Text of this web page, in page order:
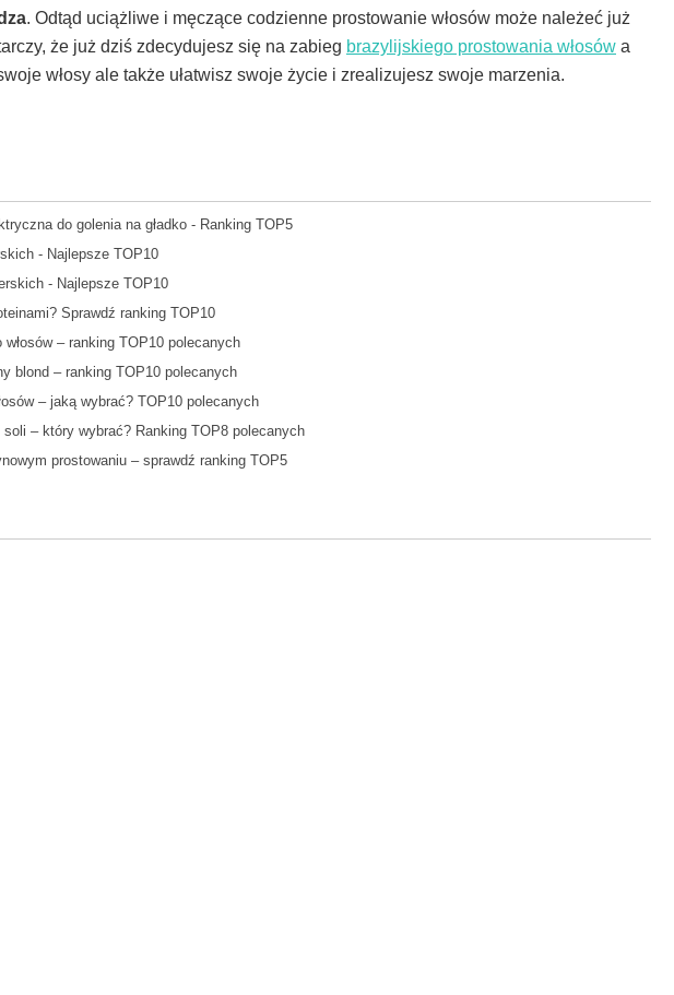
. Odtąd uciążliwe i męczące codzienne prostowanie włosów może należeć już
że już dziś zdecydujesz się na zabieg brazylijskiego prostowania włosów a
włosy ale także ułatwisz swoje życie i zrealizujesz swoje marzenia.
do golenia na gładko - Ranking TOP5
- Najlepsze TOP10
- Najlepsze TOP10
Sprawdź ranking TOP10
– ranking TOP10 polecanych
blond – ranking TOP10 polecanych
– jaką wybrać? TOP10 polecanych
soli – który wybrać? Ranking TOP8 polecanych
prostowaniu – sprawdź ranking TOP5